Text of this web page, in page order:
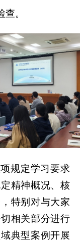
。
规定学习要求
精神概况、核
特别对与大家
相关部分进行
典型案例开展